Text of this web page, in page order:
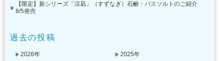
【限定】新シリーズ「涼凪」（すずなぎ）石鹸・バスソルトのご紹介
8/5発売
過去の投稿
2026年
2025年